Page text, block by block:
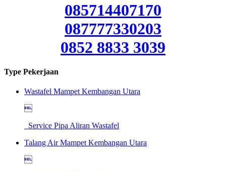
085714407170
087777330203
0852 8833 3039
Type Pekerjaan
Wastafel Mampet Kembangan Utara

Service Pipa Aliran Wastafel
Talang Air Mampet Kembangan Utara
